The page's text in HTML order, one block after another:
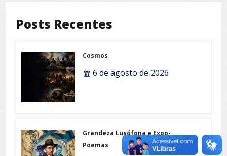
Posts Recentes
Cosmos
6 de agosto de 2026
Grandeza Lusófona e Expo-
Poemas